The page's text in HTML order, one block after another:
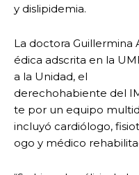
y dislipidemia.
La doctora Guillermina
édica adscrita en la
a la Unidad, el
derechohabiente del
te por un equipo
incluyó cardiólogo,
ogo y médico